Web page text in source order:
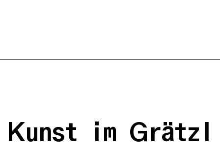
Kunst im Grätzl